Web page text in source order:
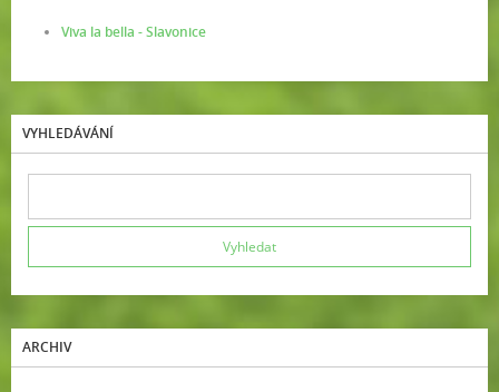
Viva la bella - Slavonice
VYHLEDÁVÁNÍ
ARCHIV